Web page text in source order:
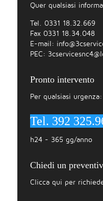
Quer qualsiasi
Tel. 0331 18.32.669
Fax 0331 18.34.048
E-mail:
PEC:
Pronto intervento
Per qualsiasi urgenza:
Tel. 392
h24 - 365 gg/anno
Chiedi un
Clicca qui per